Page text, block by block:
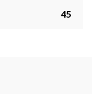
45